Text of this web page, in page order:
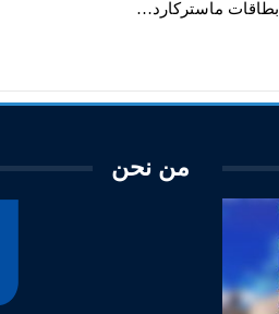
بطاقات ماستركارد…
من نحن